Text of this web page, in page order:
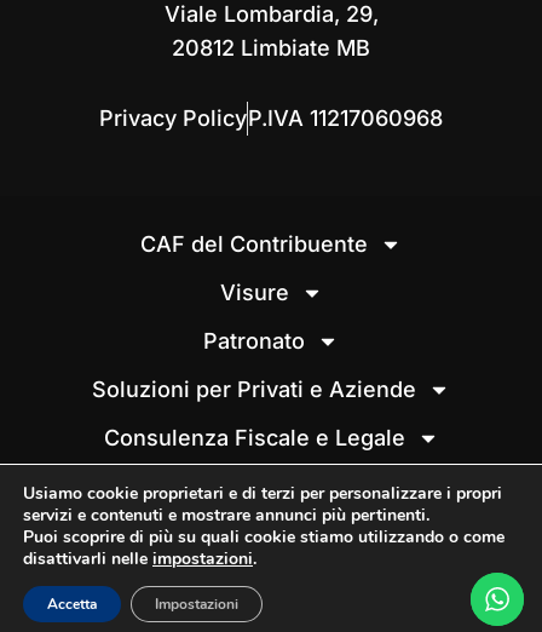
Viale Lombardia, 29,
20812 Limbiate MB
Privacy PolicyP.IVA 11217060968
CAF del Contribuente
Visure
Patronato
Soluzioni per Privati e Aziende
Consulenza Fiscale e Legale
Database e Report Banca Dati
Analisi e Rimozione delle Cartelle
Esattoriali
Situazione Debitoria e Analisi
Usiamo cookie proprietari e di terzi per personalizzare i propri
servizi e contenuti e mostrare annunci più pertinenti.
Puoi scoprire di più su quali cookie stiamo utilizzando o come
disattivarli nelle impostazioni.
Accetta Impostazioni